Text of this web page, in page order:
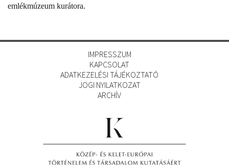
emlékmúzeum kurátora.
IMPRESSZUM
KAPCSOLAT
ADATKEZELÉSI TÁJÉKOZTATÓ
JOGI NYILATKOZAT
ARCHÍV